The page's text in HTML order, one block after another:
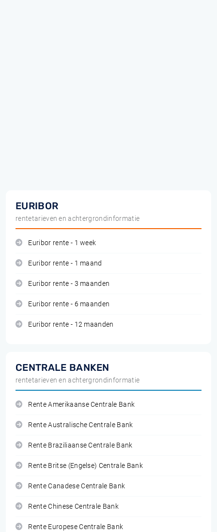
EURIBOR
rentetarieven en achtergrondinformatie
Euribor rente - 1 week
Euribor rente - 1 maand
Euribor rente - 3 maanden
Euribor rente - 6 maanden
Euribor rente - 12 maanden
CENTRALE BANKEN
rentetarieven en achtergrondinformatie
Rente Amerikaanse Centrale Bank
Rente Australische Centrale Bank
Rente Braziliaanse Centrale Bank
Rente Britse (Engelse) Centrale Bank
Rente Canadese Centrale Bank
Rente Chinese Centrale Bank
Rente Europese Centrale Bank